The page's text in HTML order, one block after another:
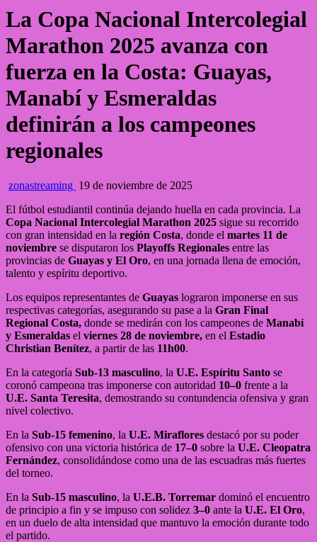
La Copa Nacional Intercolegial
Marathon 2025 avanza con
fuerza en la Costa: Guayas,
Manabí y Esmeraldas
definirán a los campeones
regionales
zonastreaming 19 de noviembre de 2025
El fútbol estudiantil continúa dejando huella en cada provincia. La
Copa Nacional Intercolegial Marathon 2025 sigue su recorrido
con gran intensidad en la región Costa, donde el martes 11 de
noviembre se disputaron los Playoffs Regionales entre las
provincias de Guayas y El Oro, en una jornada llena de emoción,
talento y espíritu deportivo.
Los equipos representantes de Guayas lograron imponerse en sus
respectivas categorías, asegurando su pase a la Gran Final
Regional Costa, donde se medirán con los campeones de Manabí
y Esmeraldas el viernes 28 de noviembre, en el Estadio
Christian Benítez, a partir de las 11h00.
En la categoría Sub-13 masculino, la U.E. Espíritu Santo se
coronó campeona tras imponerse con autoridad 10–0 frente a la
U.E. Santa Teresita, demostrando su contundencia ofensiva y gran
nivel colectivo.
En la Sub-15 femenino, la U.E. Miraflores destacó por su poder
ofensivo con una victoria histórica de 17–0 sobre la U.E. Cleopatra
Fernández, consolidándose como una de las escuadras más fuertes
del torneo.
En la Sub-15 masculino, la U.E.B. Torremar dominó el encuentro
de principio a fin y se impuso con solidez 3–0 ante la U.E. El Oro,
en un duelo de alta intensidad que mantuvo la emoción durante todo
el partido.